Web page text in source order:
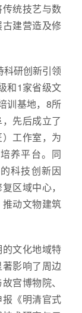
统技艺与数
建营造及修
科研创新引领
和1家省级文
训基地，8所
先后成立了
工作室，为
养平台。同
科技创新因
区域中心，
动文物建筑
文化地域特
影响了周边
宫博物院、
《明清官式